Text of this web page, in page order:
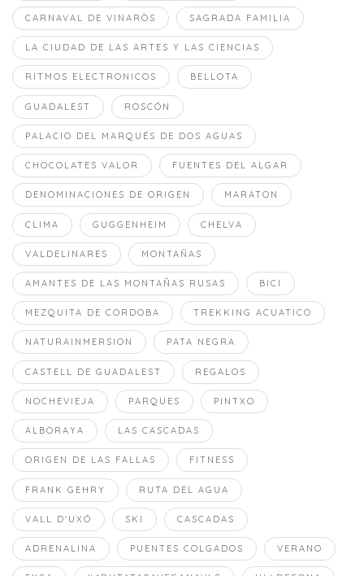
CARNAVAL DE VINARÒS SAGRADA FAMILIA
LA CIUDAD DE LAS ARTES Y LAS CIENCIAS
RITMOS ELECTRONICOS BELLOTA
GUADALEST ROSCÓN
PALACIO DEL MARQUÉS DE DOS AGUAS
CHOCOLATES VALOR FUENTES DEL ALGAR
DENOMINACIONES DE ORIGEN MARATON
CLIMA GUGGENHEIM CHELVA
VALDELINARES MONTAÑAS
AMANTES DE LAS MONTAÑAS RUSAS BICI
MEZQUITA DE CORDOBA TREKKING ACUATICO
NATURAINMERSION PATA NEGRA
CASTELL DE GUADALEST REGALOS
NOCHEVIEJA PARQUES PINTXO
ALBORAYA LAS CASCADAS
ORIGEN DE LAS FALLAS FITNESS
FRANK GEHRY RUTA DEL AGUA
VALL D'UXÓ SKI CASCADAS
ADRENALINA PUENTES COLGADOS VERANO